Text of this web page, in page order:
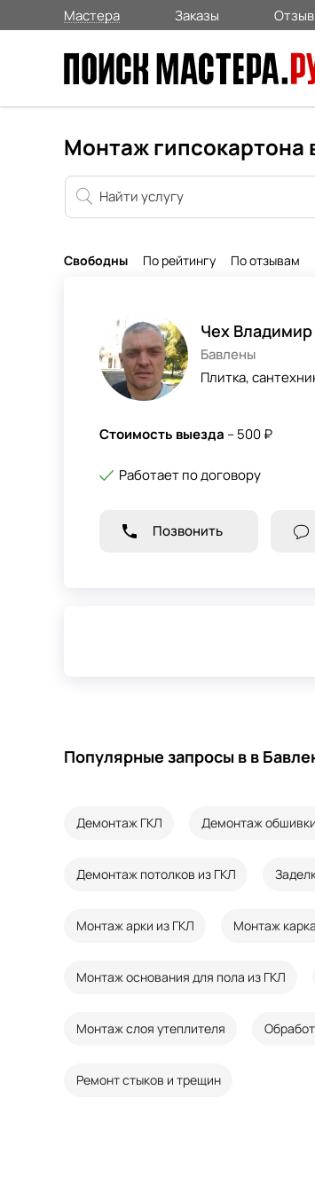
Мастера Заказы
Монтаж гипсокартона
Свободны По рейтингу По отзывам
Чех Владимир
Бавлены
Плитка,
Стоимость выезда – 500 ₽
Работает по договору
Позвонить
Популярные запросы в в
Демонтаж ГКЛ Демонтаж
Демонтаж потолков из ГКЛ
Монтаж арки из ГКЛ Монтаж
Монтаж основания для пола из ГКЛ
Монтаж слоя утеплителя
Ремонт стыков и трещин